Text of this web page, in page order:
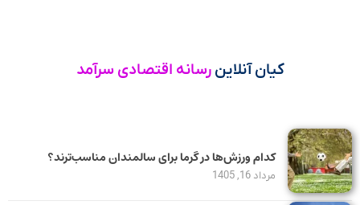
کیان آنلاین رسانه اقتصادی سرآمد
کدام ورزش‌ها در گرما برای سالمندان مناسب‌ترند؟
مرداد 16, 1405